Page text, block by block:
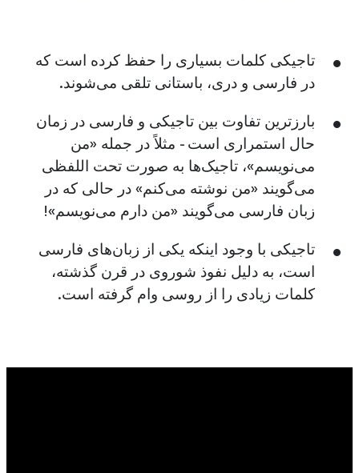
تاجیکی کلمات بسیاری را حفظ کرده است که
در فارسی و دری، باستانی تلقی می‌شوند.
بارزترین تفاوت بین تاجیکی و فارسی در زمان
حال استمراری است - مثلاً در جمله «من
می‌نویسم»، تاجیک‌ها به صورت تحت اللفظی
می‌گویند «من نوشته می‌کنم» در حالی که در
زبان فارسی می‌گویند «من دارم می‌نویسم»!
تاجیکی با وجود اینکه یکی از زبان‌های فارسی
است، به دلیل نفوذ شوروی در قرن گذشته،
کلمات زیادی را از روسی وام گرفته است.